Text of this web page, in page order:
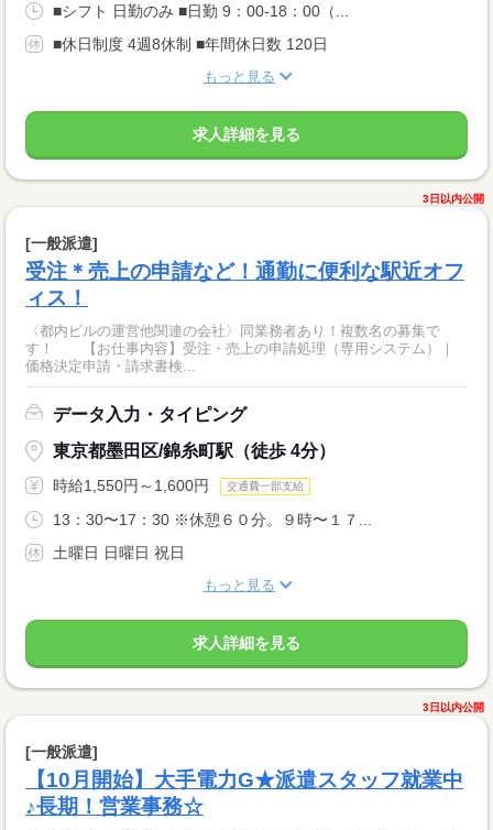
■シフト 日勤のみ ■日勤 9：00-18：00（...
■休日制度 4週8休制 ■年間休日数 120日
もっと見る
求人詳細を見る
3日以内公開
[一般派遣]
受注＊売上の申請など！通勤に便利な駅近オフ
ィス！
〈都内ビルの運営他関連の会社〉同業務者あり！複数名の募集で
す！ 【お仕事内容】受注・売上の申請処理（専用システム）｜
価格決定申請・請求書検...
データ入力・タイピング
東京都墨田区/錦糸町駅（徒歩 4分）
時給1,550円～1,600円 交通費一部支給
13：30〜17：30 ※休憩６０分。９時〜１７...
土曜日 日曜日 祝日
もっと見る
求人詳細を見る
3日以内公開
[一般派遣]
【10月開始】大手電力G★派遣スタッフ就業中
♪長期！営業事務☆